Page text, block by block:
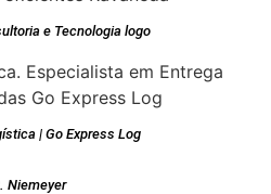
e Tecnologia logo
| Go Express Log
Niemeyer